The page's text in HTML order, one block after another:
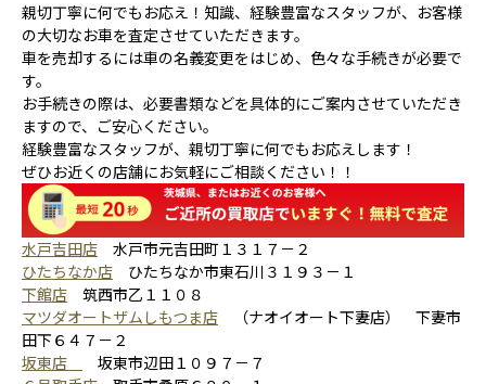
親切丁寧に何でもお応え！知識、経験豊富なスタッフが、お客様
の大切なお車を査定させていただきます。
車を売却するには車の名義変更をはじめ、色々な手続きが必要で
す。
お手続きの際は、必要書類などを具体的にご案内させていただき
ますので、ご安心ください。
経験豊富なスタッフが、親切丁寧に何でもお応えします！
ぜひお近くの店舗にお気軽にご相談ください！！
水戸吉田店 水戸市元吉田町１３１７－２
ひたちなか店 ひたちなか市東石川３１９３－１
下館店 筑西市乙１１０８
マツダオートザムしもつま店 （ナオイオート下妻店） 下妻市
田下６４７－２
坂東店
坂東市辺田１０９７－７